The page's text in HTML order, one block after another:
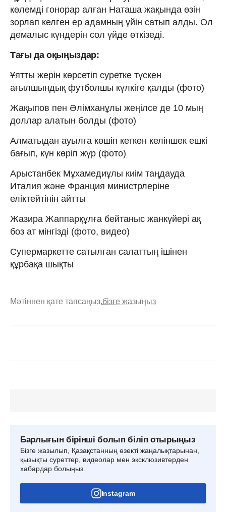
көлемді гонорар алған Наташа жақында өзін
зорлап келген ер адамның үйін сатып алды. Ол
демалыс күндерін сол үйде өткізеді.
Тағы да оқыңыздар:
Ұятты жерін көрсетіп суретке түскен
ағылшындық футболшы күлкіге қалды (фото)
Жақыпов пен Әлімханұлы жеңілсе де 10 мың
доллар алатын болды (фото)
Алматыдан ауылға көшіп кеткен келіншек ешкі
бағып, күн көріп жүр (фото)
Арыстанбек Мұхамедиұлы киім таңдауда
Италия және Франция министрлеріне
еліктейтінін айтты
Жазира Жаппарқұлға бейтаныс жанкүйері ақ
боз ат мінгізді (фото, видео)
Супермаркетте сатылған салаттың ішінен
құрбақа шықты
Мәтіннен қате тапсаңыз,бізге жазыңыз
Барлығын бірінші болып біліп отырыңыз
Бізге жазылып, Қазақстанның өзекті жаңалықтарынан,
қызықты суреттер, видеолар мен эксклюзивтерден
хабардар болыңыз.
Instagram